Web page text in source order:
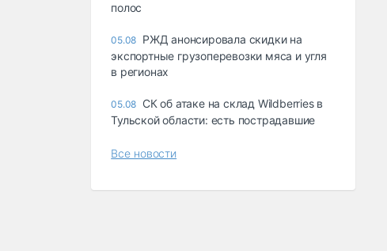
полос
05.08 РЖД анонсировала скидки на
экспортные грузоперевозки мяса и угля
в регионах
05.08 СК об атаке на склад Wildberries в
Тульской области: есть пострадавшие
Все новости